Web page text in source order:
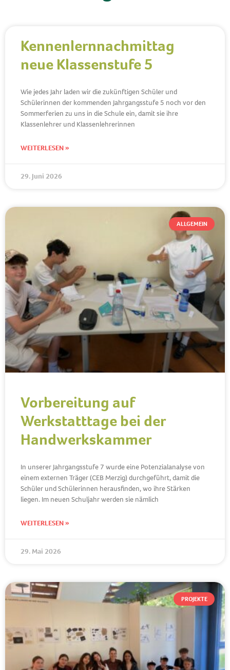
Kennenlernnachmittag
neue Klassenstufe 5
Wie jedes Jahr laden wir die zukünftigen Schüler und
Schülerinnen der kommenden Jahrgangsstufe 5 noch vor den
Sommerferien zu uns in die Schule ein, damit sie ihre
Klassenlehrer und Klassenlehrerinnen
WEITERLESEN »
29. Juni 2026
ALLGEMEIN
Vorbereitung auf
Werkstatttage bei der
Handwerkskammer
In unserer Jahrgangsstufe 7 wurde eine Potenzialanalyse von
einem externen Träger (CEB Merzig) durchgeführt, damit die
Schüler und Schülerinnen herausfinden, wo ihre Stärken
liegen. Im neuen Schuljahr werden sie nämlich
WEITERLESEN »
29. Mai 2026
PROJEKTE